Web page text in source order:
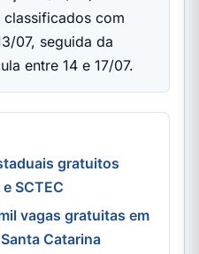
com
07, seguida da
entre 14 e 17/07.
gratuitos
SCTEC
vagas gratuitas em
Catarina